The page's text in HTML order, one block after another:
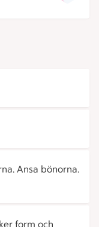
Ansa bönorna.
form och